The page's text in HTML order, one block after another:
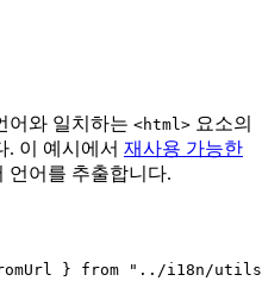
어와 일치하는 <html> 요소의
. 이 예시에서 재사용 가능한
언어를 추출합니다.
} from " ../i18n/utils